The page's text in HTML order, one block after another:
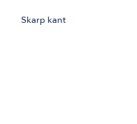
Skarp kant